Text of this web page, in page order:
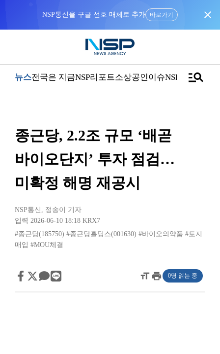
NSP통신을 구글 선호 매체로 추가 바로가기 close
뉴스전국은 지금NSP리포트소상공인이슈NSPTVmanage_search
종근당, 2.2조 규모 ‘배곧
바이오단지’ 투자 점검…
미확정 해명 재공시
NSP통신 , 정송이 기자
입력 2026-06-10 18:18 KRX7
#종근당(185750) #종근당홀딩스(001630) #바이오의약품 #토지
매입 #MOU체결
format_sizeprint 0명 읽는 중